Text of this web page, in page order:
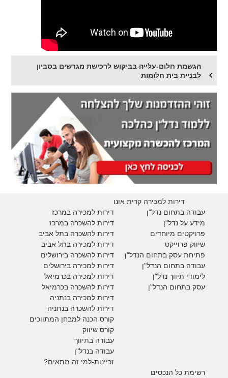
הגשמת חלום-עלייה בביקוש לרכישת מגרשים בסביון
לבניית בית חלומות
דירות למכירה קרית אונו
דירות למכירה במרכז
דירות להשכרה במרכז
דירות להשכרה בתל אביב
דירות למכירה בתל אביב
דירות להשכרה בירושלים
דירות למכירה בירושלים
דירות למכירה בכרמיאל
דירות להשכרה בכרמיאל
דירות למכירה בנתניה
דירות להשכרה בנתניה
קורס הכנה למבחן המתווכים
קורס שיווק
עבודה בתיווך
עבודה בנדל"ן
זכיינות-למי זה מתאים?
עבודה בתחום נדל"ן
מידע על נדל"ן
פרויקטים מיוחדים
שיווק פרוייקט
פתיחת עסק בתחום הנדל"ן
עבודה בתחום הנדל"ן
לימודי תיווך נדל"ן
עסק בתחום הנדל"ן
רשימת כל הנכסים